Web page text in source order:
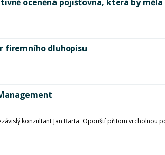
firemního dluhopisu
konzultant Jan Barta. Opouští přitom vrcholnou